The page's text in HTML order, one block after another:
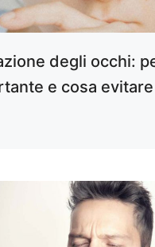
degli occhi:
e cosa